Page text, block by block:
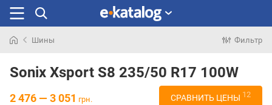
раньше
Шины Фильтр
Sonix Xsport S8 235/50 R17 100W
2 476 — 3 051 грн. СРАВНИТЬ ЦЕНЫ 12